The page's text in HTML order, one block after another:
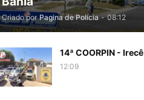
Criado por Pagina de Polícia - 08:12
14ª COORPIN - Irecê
12:09